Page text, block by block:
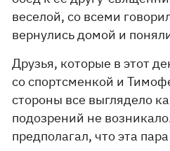
веселой, со всеми
вернулись домой и
Друзья, которые в этот
со спортсменкой и
стороны все выглядело
подозрений не
предполагал, что эта